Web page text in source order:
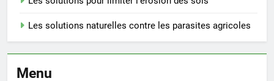
Les solutions naturelles contre les parasites agricoles
Menu